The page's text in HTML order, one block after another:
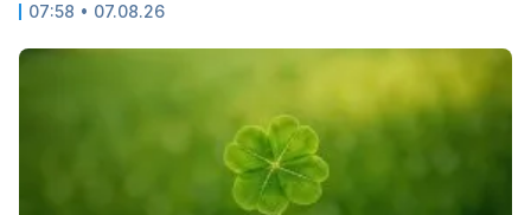
07:58 • 07.08.26